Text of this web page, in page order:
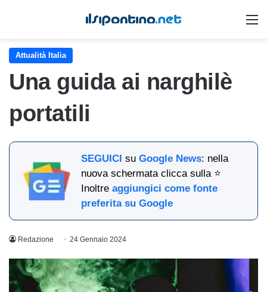
Attualità Italia
Una guida ai narghilè
portatili
SEGUICI suGoogle News: nella
nuova schermata clicca sulla ⭐
Inoltreaggiungici come fonte
preferita su Google
Redazione 24 Gennaio 2024